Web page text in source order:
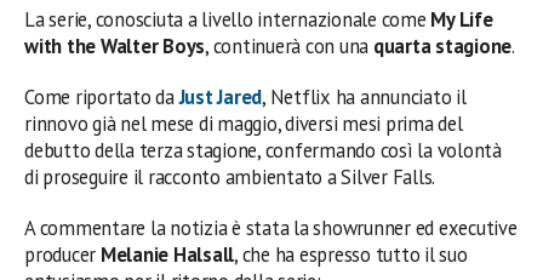
La serie, conosciuta a livello internazionale come My Life
with the Walter Boys, continuerà con una quarta stagione.
Come riportato daJust Jared, Netflix ha annunciato il
rinnovo già nel mese di maggio, diversi mesi prima del
debutto della terza stagione, confermando così la volontà
di proseguire il racconto ambientato a Silver Falls.
A commentare la notizia è stata la showrunner ed executive
producer Melanie Halsall, che ha espresso tutto il suo